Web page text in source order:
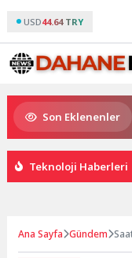
USD44.64 TRY
Son Eklenenler
Sporla Buluşuyor
Teknoloji Haberleri
Ana Sayfa Gündem